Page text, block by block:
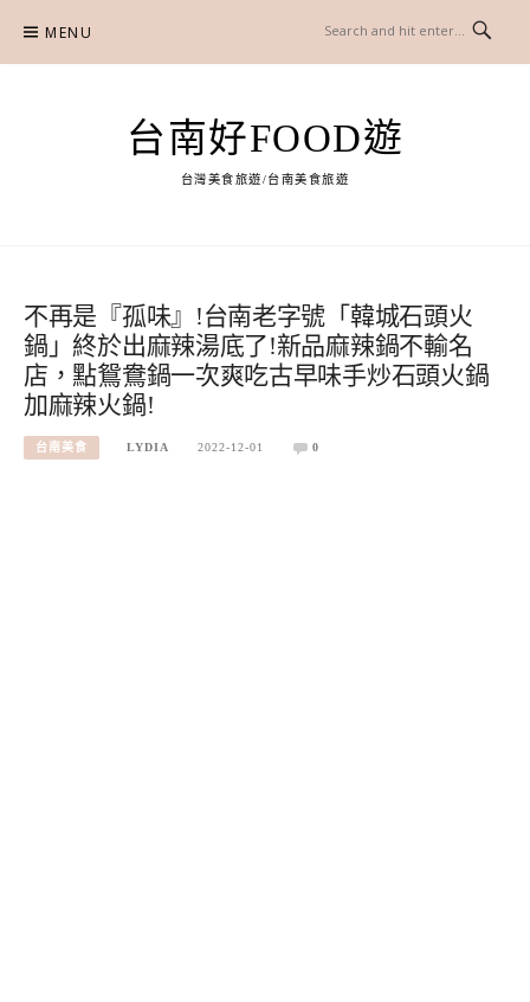
content
MENU
台南好FOOD遊
台灣美食旅遊/台南美食旅遊
不再是『孤味』!台南老字號「韓城石頭火
鍋」終於出麻辣湯底了!新品麻辣鍋不輸名
店，點鴛鴦鍋一次爽吃古早味手炒石頭火鍋
加麻辣火鍋!
台南美食 LYDIA 2022-12-01 0